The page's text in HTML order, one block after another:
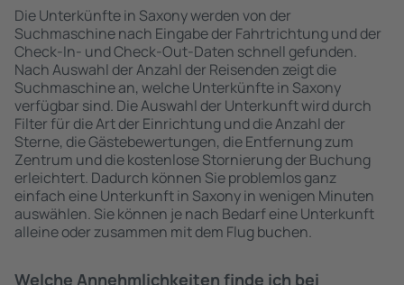
Die Unterkünfte in Saxony werden von der
Suchmaschine nach Eingabe der Fahrtrichtung und der
Check-In- und Check-Out-Daten schnell gefunden.
Nach Auswahl der Anzahl der Reisenden zeigt die
Suchmaschine an, welche Unterkünfte in Saxony
verfügbar sind. Die Auswahl der Unterkunft wird durch
Filter für die Art der Einrichtung und die Anzahl der
Sterne, die Gästebewertungen, die Entfernung zum
Zentrum und die kostenlose Stornierung der Buchung
erleichtert. Dadurch können Sie problemlos ganz
einfach eine Unterkunft in Saxony in wenigen Minuten
auswählen. Sie können je nach Bedarf eine Unterkunft
alleine oder zusammen mit dem Flug buchen.
Welche Annehmlichkeiten finde ich bei